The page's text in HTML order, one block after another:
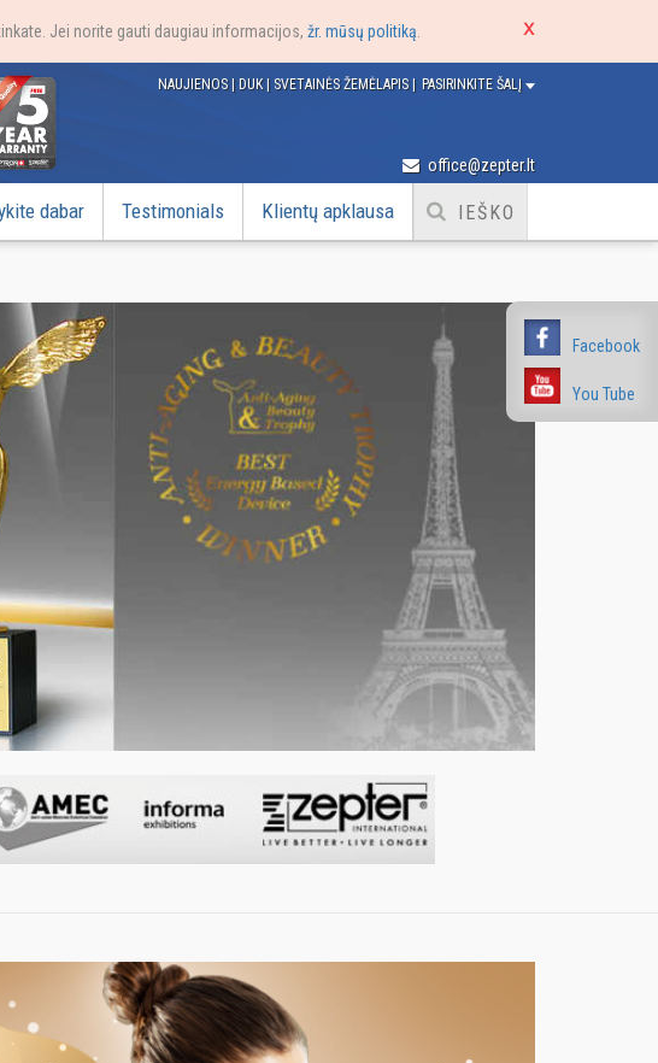
Jei norite gauti daugiau informacijos, žr. mūsų politiką
Facebook
You Tube
PASIRINKITE ŠALĮ
NAUJIENOS | DUK | SVETAINĖS ŽEMĖLAPIS |
office@zepter.lt
dabar Testimonials Klientų apklausa